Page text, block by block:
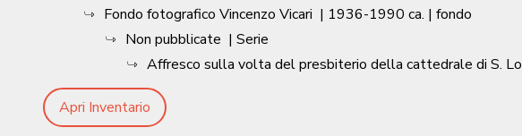
Fondo fotografico Vincenzo Vicari | 1936-1990 ca. | fondo
Non pubblicate | Serie
Affresco sulla volta del presbiterio della cattedrale di S.
Apri Inventario